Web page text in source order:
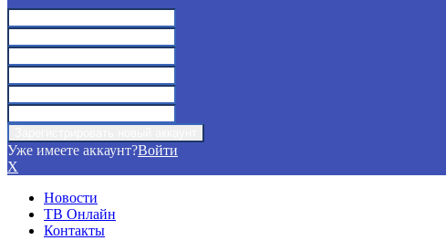
Уже имеете аккаунт?Войти
X
Новости
ТВ Онлайн
Контакты